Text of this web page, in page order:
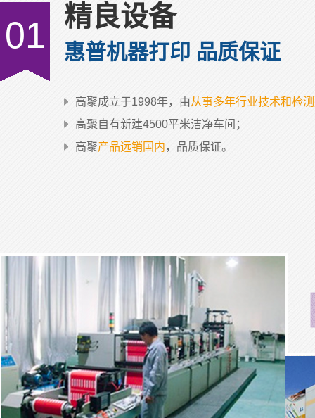
01 精良设备
惠普机器打印 品质保证
高聚成立于1998年，由从事多年行业技术和检
高聚自有新建4500平米洁净车间；
高聚产品远销国内，品质保证。